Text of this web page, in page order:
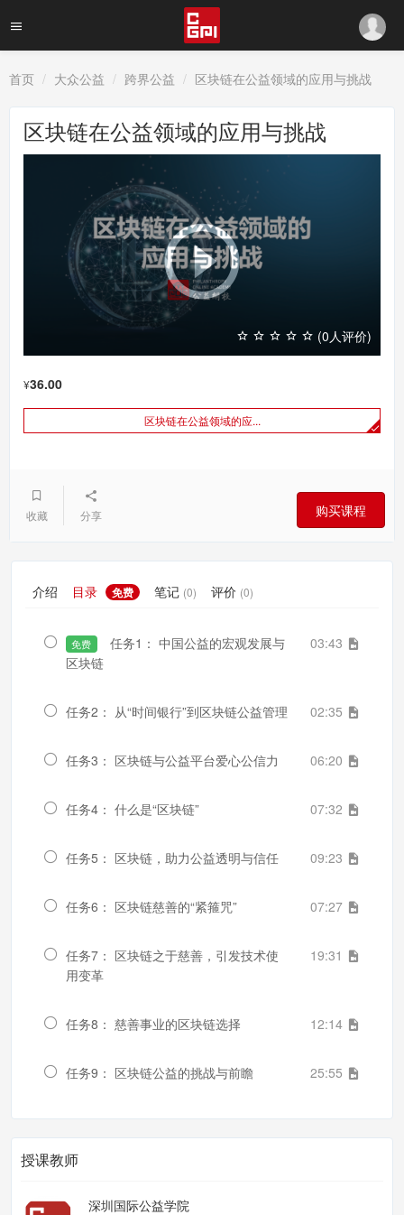
首页 大众公益 跨界公益 区块链在公益领域的应用与挑战
区块链在公益领域的应用与挑战
(0人评价)
¥36.00
区块链在公益领域的应...
收藏 分享 购买课程
介绍 目录 免费 笔记 (0) 评价 (0)
免费
任务1： 中国公益的宏观发展与
区块链
03:43
任务2： 从“时间银行”到区块链公益管理 02:35
任务3： 区块链与公益平台爱心公信力 06:20
任务4： 什么是“区块链” 07:32
任务5： 区块链，助力公益透明与信任 09:23
任务6： 区块链慈善的“紧箍咒” 07:27
任务7： 区块链之于慈善，引发技术使
用变革
19:31
任务8： 慈善事业的区块链选择 12:14
任务9： 区块链公益的挑战与前瞻 25:55
授课教师
深圳国际公益学院